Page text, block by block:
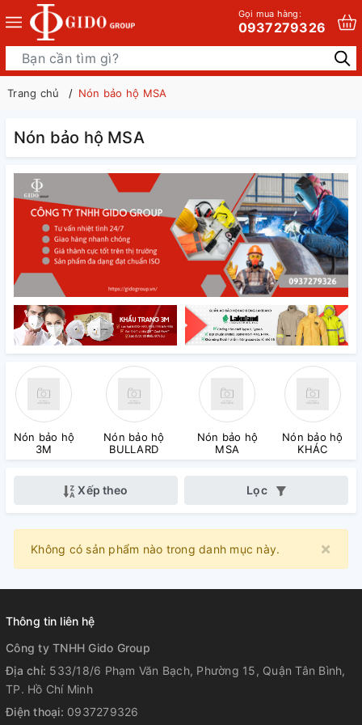
Gọi mua hàng:
0937279326
Trang chủ Nón bảo hộ MSA
Nón bảo hộ MSA
Nón bảo hộ
3M
Nón bảo hộ
BULLARD
Nón bảo hộ
MSA
Nón bảo hộ
KHÁC
Xếp theo Lọc
×
Không có sản phẩm nào trong danh mục này.
Thông tin liên hệ
Công ty TNHH Gido Group
Địa chỉ: 533/18/6 Phạm Văn Bạch, Phường 15, Quận Tân Bình,
TP. Hồ Chí Minh
Điện thoại: 0937279326